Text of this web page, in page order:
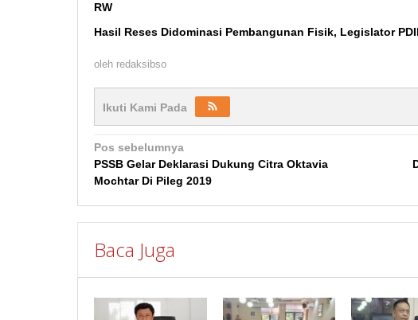
RW
Hasil Reses Didominasi Pembangunan Fisik, Legislator
oleh redaksibso
Ikuti Kami Pada
Navigasi
pos
Pos sebelumnya
PSSB Gelar Deklarasi Dukung Citra Oktavia
Mochtar Di Pileg 2019
Baca Juga